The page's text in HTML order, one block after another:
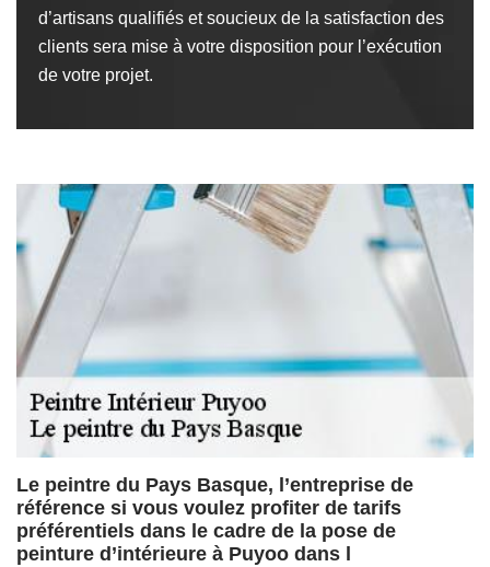
d’artisans qualifiés et soucieux de la satisfaction des
clients sera mise à votre disposition pour l’exécution
de votre projet.
Le peintre du Pays Basque, l’entreprise de
référence si vous voulez profiter de tarifs
préférentiels dans le cadre de la pose de
peinture d’intérieure à Puyoo dans l